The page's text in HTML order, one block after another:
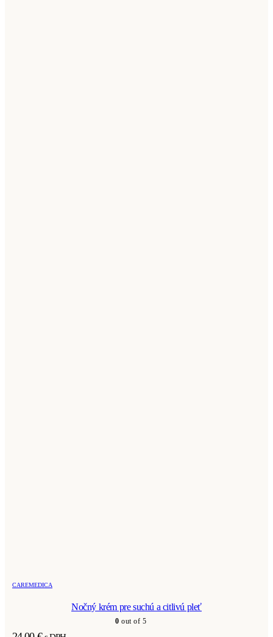
CAREMEDICA
Nočný krém pre suchú a citlivú pleť
0 out of 5